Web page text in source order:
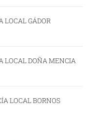
LOCAL GÁDOR
LOCAL DOÑA MENCIA
LOCAL BORNOS